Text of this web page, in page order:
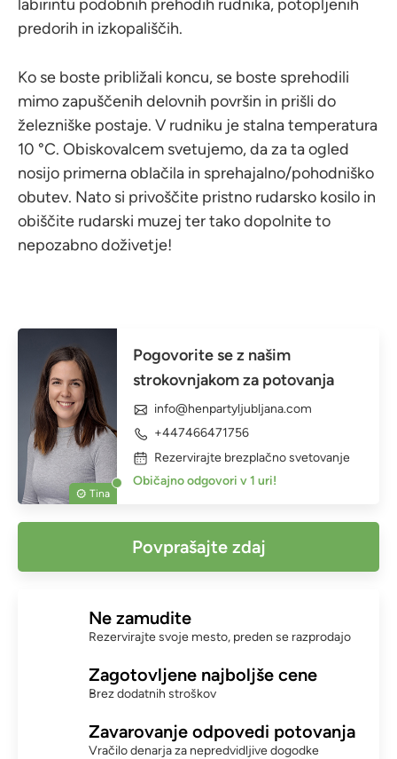
labirintu podobnih prehodih rudnika, potopljenih
predorih in izkopališčih.
Ko se boste približali koncu, se boste sprehodili
mimo zapuščenih delovnih površin in prišli do
železniške postaje. V rudniku je stalna temperatura
10 °C. Obiskovalcem svetujemo, da za ta ogled
nosijo primerna oblačila in sprehajalno/pohodniško
obutev. Nato si privoščite pristno rudarsko kosilo in
obiščite rudarski muzej ter tako dopolnite to
nepozabno doživetje!
Tina
Pogovorite se z našim
strokovnjakom za potovanja
info@henpartyljubljana.com
+447466471756
Rezervirajte brezplačno svetovanje
Običajno odgovori v 1 uri!
Povprašajte zdaj
Ne zamudite
Rezervirajte svoje mesto, preden se razprodajo
Zagotovljene najboljše cene
Brez dodatnih stroškov
Zavarovanje odpovedi potovanja
Vračilo denarja za nepredvidljive dogodke